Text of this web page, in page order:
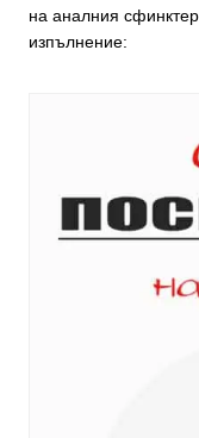
на аналния
изпълнение: